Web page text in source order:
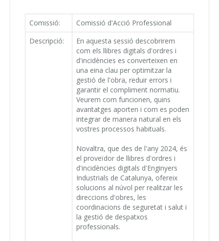
Comissió:
Comissió d'Acció Professional
Descripció:
En aquesta sessió descobrirem
com els llibres digitals d'ordres i
d'incidències es converteixen en
una eina clau per optimitzar la
gestió de l'obra, reduir errors i
garantir el compliment normatiu.
Veurem com funcionen, quins
avantatges aporten i com es poden
integrar de manera natural en els
vostres processos habituals.
Novaltra, que des de l'any 2024, és
el proveïdor de llibres d'ordres i
d'incidències digitals d'Enginyers
Industrials de Catalunya, ofereix
solucions al núvol per realitzar les
direccions d'obres, les
coordinacions de seguretat i salut i
la gestió de despatxos
professionals.